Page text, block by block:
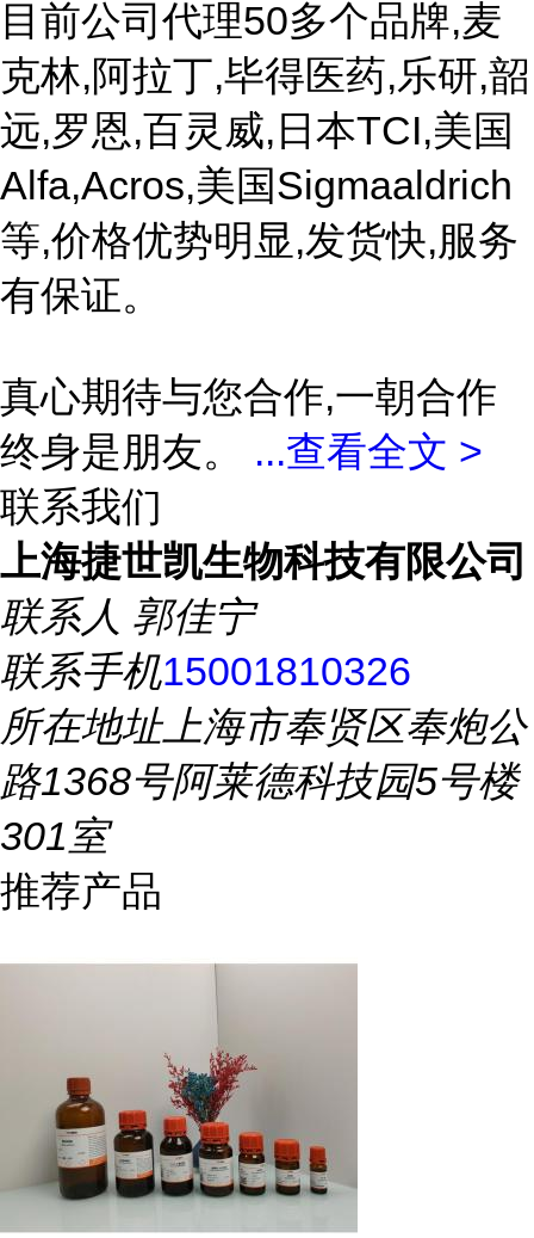
目前公司代理50多个品牌,麦
克林,阿拉丁,毕得医药,乐研,韶
远,罗恩,百灵威,日本TCI,美国
Alfa,Acros,美国Sigmaaldrich
等,价格优势明显,发货快,服务
有保证。
真心期待与您合作,一朝合作
终身是朋友。 ...查看全文 >
联系我们
上海捷世凯生物科技有限公司
联系人 郭佳宁
联系手机15001810326
所在地址上海市奉贤区奉炮公
路1368号阿莱德科技园5号楼
301室
推荐产品